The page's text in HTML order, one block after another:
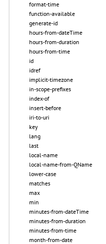
format-time
function-available
generate-id
hours-from-dateTime
hours-from-duration
hours-from-time
id
idref
implicit-timezone
in-scope-prefixes
index-of
insert-before
iri-to-uri
key
lang
last
local-name
local-name-from-QName
lower-case
matches
max
min
minutes-from-dateTime
minutes-from-duration
minutes-from-time
month-from-date